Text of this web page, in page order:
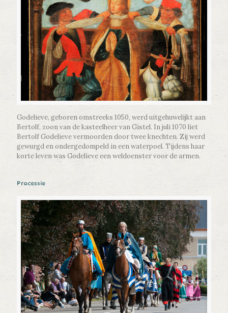
Godelieve, geboren omstreeks 1050, werd uitgehuwelijkt aan
Bertolf, zoon van de kasteelheer van Gistel. In juli 1070 liet
Bertolf Godelieve vermoorden door twee knechten. Zij werd
gewurgd en ondergedompeld in een waterpoel. Tijdens haar
korte leven was Godelieve een weldoenster voor de armen.
Processie